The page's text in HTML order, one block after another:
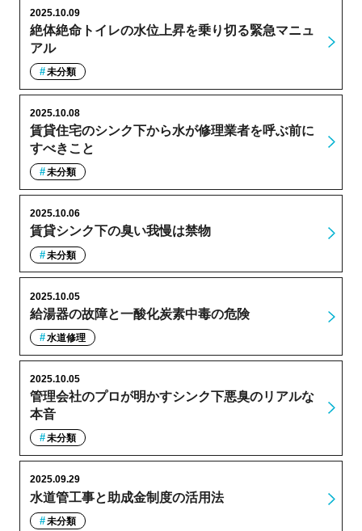
絶体絶命トイレの水位上昇を乗り切る緊急マニュ
アル
2025.10.09
未分類
賃貸住宅のシンク下から水が修理業者を呼ぶ前に
すべきこと
2025.10.08
未分類
賃貸シンク下の臭い我慢は禁物
2025.10.06
未分類
給湯器の故障と一酸化炭素中毒の危険
2025.10.05
水道修理
管理会社のプロが明かすシンク下悪臭のリアルな
本音
2025.10.05
未分類
水道管工事と助成金制度の活用法
2025.09.29
未分類